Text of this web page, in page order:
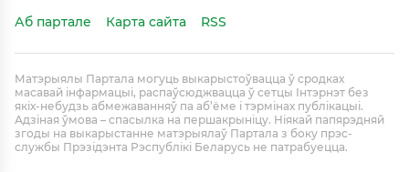
Аб партале Карта сайта RSS
Матэрыялы Партала могуць выкарыстоўвацца ў сродках
масавай інфармацыі, распаўсюджвацца ў сетцы Інтэрнэт без
якіх-небудзь абмежаванняў па аб’ёме і тэрмінах публікацыі.
Адзіная ўмова – спасылка на першакрыніцу. Ніякай папярэдняй
згоды на выкарыстанне матэрыялаў Партала з боку прэс-
службы Прэзідэнта Рэспублікі Беларусь не патрабуецца.